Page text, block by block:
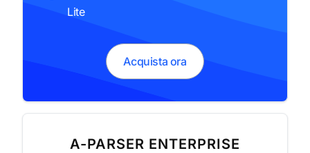
Lite
Acquista ora
A-PARSER ENTERPRISE